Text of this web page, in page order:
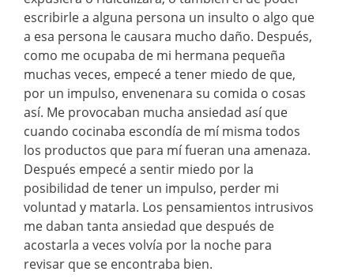
escribirle a alguna persona un insulto o algo que
a esa persona le causara mucho daño. Después,
como me ocupaba de mi hermana pequeña
muchas veces, empecé a tener miedo de que,
por un impulso, envenenara su comida o cosas
así. Me provocaban mucha ansiedad así que
cuando cocinaba escondía de mí misma todos
los productos que para mí fueran una amenaza.
Después empecé a sentir miedo por la
posibilidad de tener un impulso, perder mi
voluntad y matarla. Los pensamientos intrusivos
me daban tanta ansiedad que después de
acostarla a veces volvía por la noche para
revisar que se encontraba bien.